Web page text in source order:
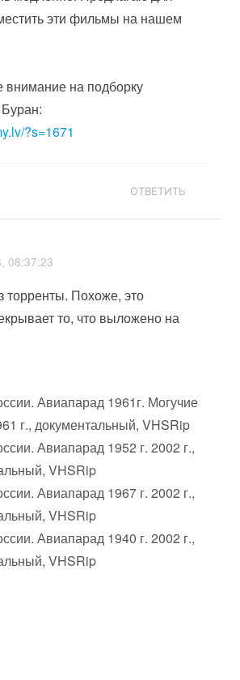
эти фильмы на нашем
внимание на подборку
?s=1671
ОТВЕТИТЬ
08:37:23
торренты. Похоже, это
то, что выложено на
Авиапарад 1961г. Могучие
г., документальный, VHSRip
Авиапарад 1952 г. 2002 г.,
VHSRip
Авиапарад 1967 г. 2002 г.,
VHSRip
Авиапарад 1940 г. 2002 г.,
VHSRip